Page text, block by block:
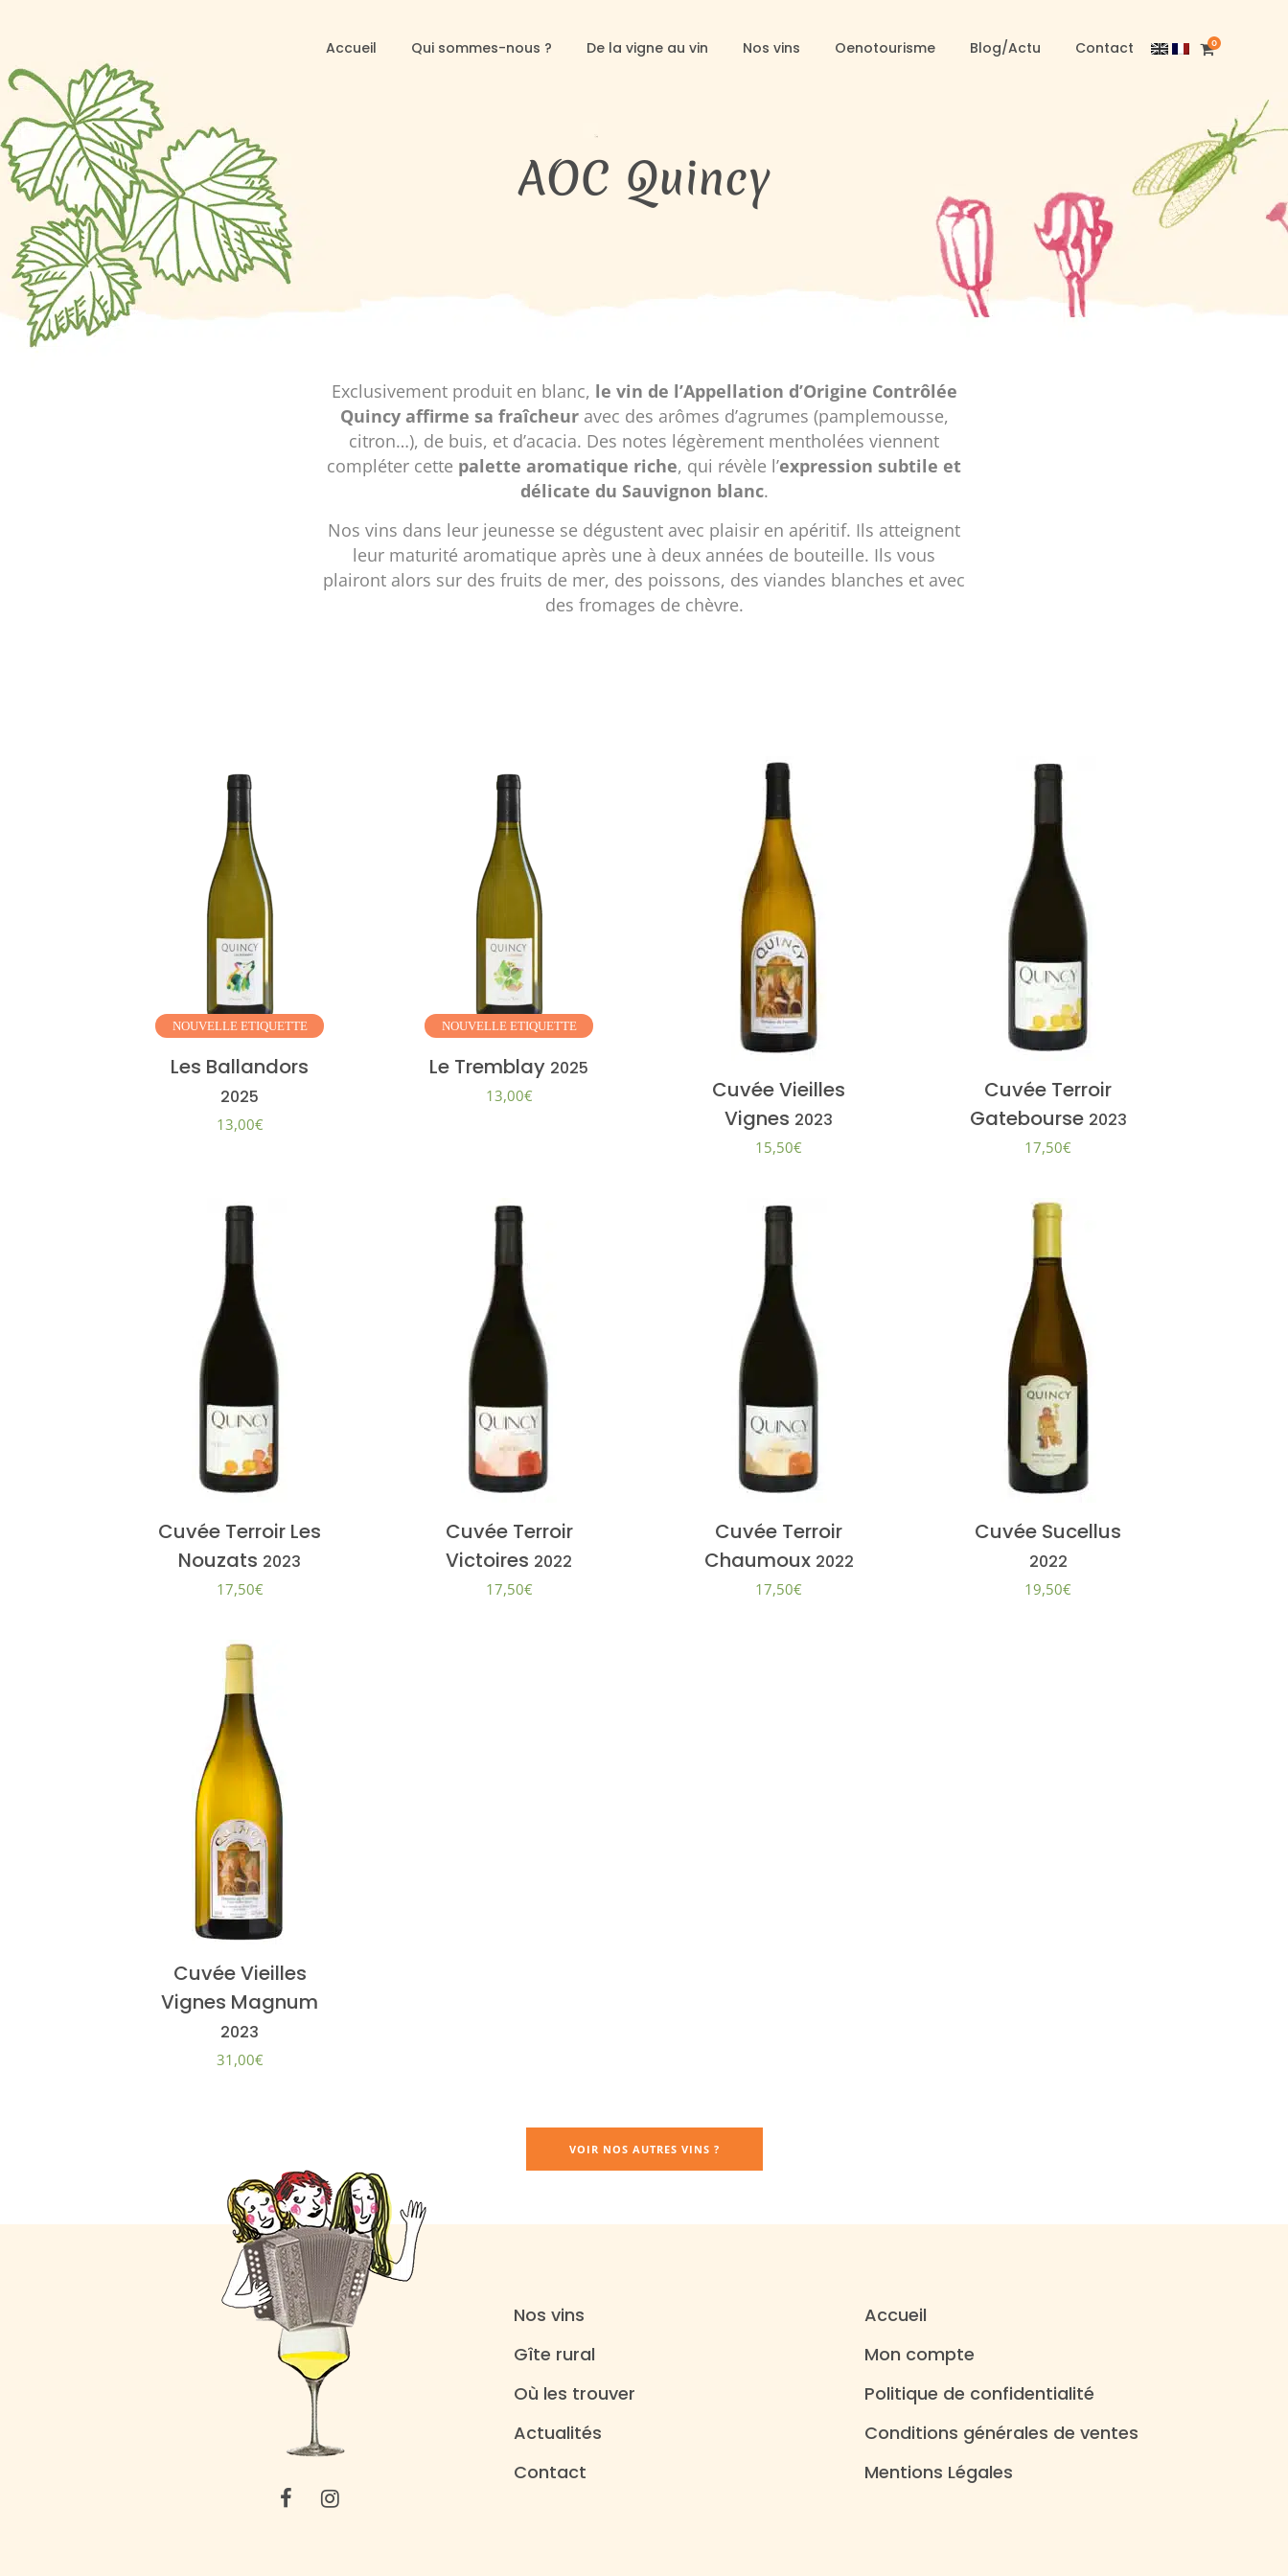
0
Accueil Qui sommes-nous ? De la vigne au vin Nos vins Oenotourisme Blog/Actu Contact
AOC Quincy
Exclusivement produit en blanc, le vin de l’Appellation d’Origine Contrôlée
Quincy affirme sa fraîcheuravec des arômes d’agrumes (pamplemousse,
citron…), de buis, et d’acacia. Des notes légèrement mentholées viennent
compléter cette palette aromatique riche, qui révèle l’expression subtile et
délicate du Sauvignon blanc.
Nos vins dans leur jeunesse se dégustent avec plaisir en apéritif. Ils atteignent
leur maturité aromatique après une à deux années de bouteille. Ils vous
plairont alors sur des fruits de mer, des poissons, des viandes blanches et avec
des fromages de chèvre.
NOUVELLE ETIQUETTE
Les Ballandors
2025
13,00€
NOUVELLE ETIQUETTE
Le Tremblay 2025
13,00€
Cuvée Vieilles
Vignes 2023
15,50€
Cuvée Terroir
Gatebourse 2023
17,50€
Cuvée Terroir Les
Nouzats 2023
17,50€
Cuvée Terroir
Victoires 2022
17,50€
Cuvée Terroir
Chaumoux 2022
17,50€
Cuvée Sucellus
2022
19,50€
Cuvée Vieilles
Vignes Magnum
2023
31,00€
VOIR NOS AUTRES VINS ?
Nos vins
Gîte rural
Où les trouver
Actualités
Contact
Accueil
Mon compte
Politique de confidentialité
Conditions générales de ventes
Mentions Légales